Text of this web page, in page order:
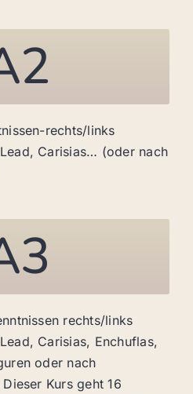
rechts/links
Carisias… (oder nach
rechts/links
Carisias, Enchuflas,
oder nach
Kurs geht 16